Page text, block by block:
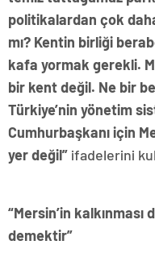
politikalardan çok
mı? Kentin birliği
kafa yormak gerekli.
bir kent değil. Ne bir
Türkiye’nin yönetim
Cumhurbaşkanı için
yer değil” ifadelerini
“Mersin’in kalkınması
demektir”